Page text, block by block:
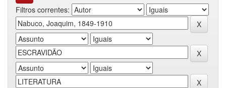
Filtros correntes: